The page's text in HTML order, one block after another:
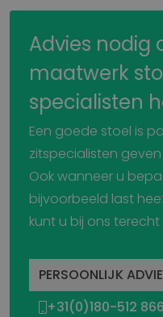
Advies nodig
maatwerk
specialisten
Een goede stoel is
zitspecialisten
Ook wanneer u
bijvoorbeeld last
kunt u bij ons
PERSOONLIJK
+31(0)180-512 866